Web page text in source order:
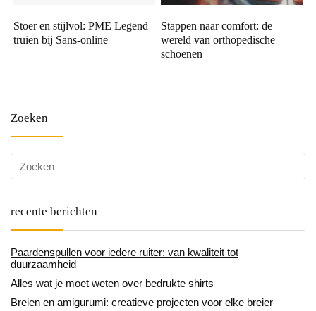
Stoer en stijlvol: PME Legend
truien bij Sans-online
Stappen naar comfort: de
wereld van orthopedische
schoenen
Zoeken
recente berichten
Paardenspullen voor iedere ruiter: van kwaliteit tot
duurzaamheid
Alles wat je moet weten over bedrukte shirts
Breien en amigurumi: creatieve projecten voor elke breier